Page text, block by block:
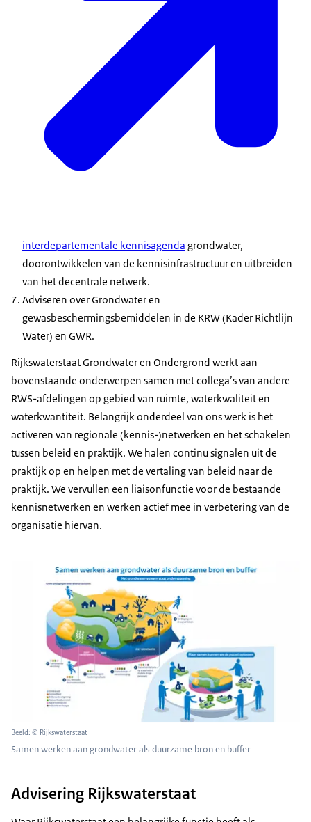
interdepartementale kennisagenda grondwater,
doorontwikkelen van de kennisinfrastructuur en uitbreiden
van het decentrale netwerk.
Adviseren over Grondwater en
gewasbeschermingsbemiddelen in de KRW (Kader Richtlijn
Water) en GWR.
Rijkswaterstaat Grondwater en Ondergrond werkt aan
bovenstaande onderwerpen samen met collega’s van andere
RWS-afdelingen op gebied van ruimte, waterkwaliteit en
waterkwantiteit. Belangrijk onderdeel van ons werk is het
activeren van regionale (kennis-)netwerken en het schakelen
tussen beleid en praktijk. We halen continu signalen uit de
praktijk op en helpen met de vertaling van beleid naar de
praktijk. We vervullen een liaisonfunctie voor de bestaande
kennisnetwerken en werken actief mee in verbetering van de
organisatie hiervan.
Beeld: © Rijkswaterstaat
Samen werken aan grondwater als duurzame bron en buffer
Advisering Rijkswaterstaat